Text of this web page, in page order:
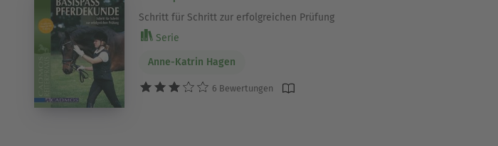
Schritt für Schritt zur erfolgreichen Prüfung
Serie
Anne-Katrin Hagen
6 Bewertungen